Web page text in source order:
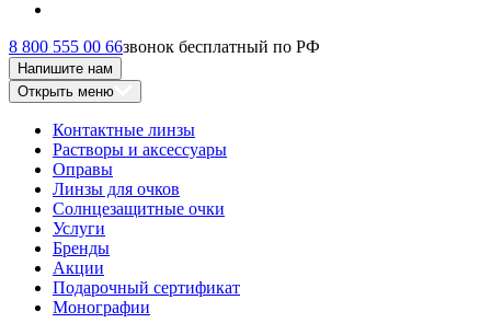
8 800 555 00 66звонок бесплатный по РФ
Напишите нам
Открыть меню
Контактные линзы
Растворы и аксессуары
Оправы
Линзы для очков
Солнцезащитные очки
Услуги
Бренды
Акции
Подарочный сертификат
Монографии